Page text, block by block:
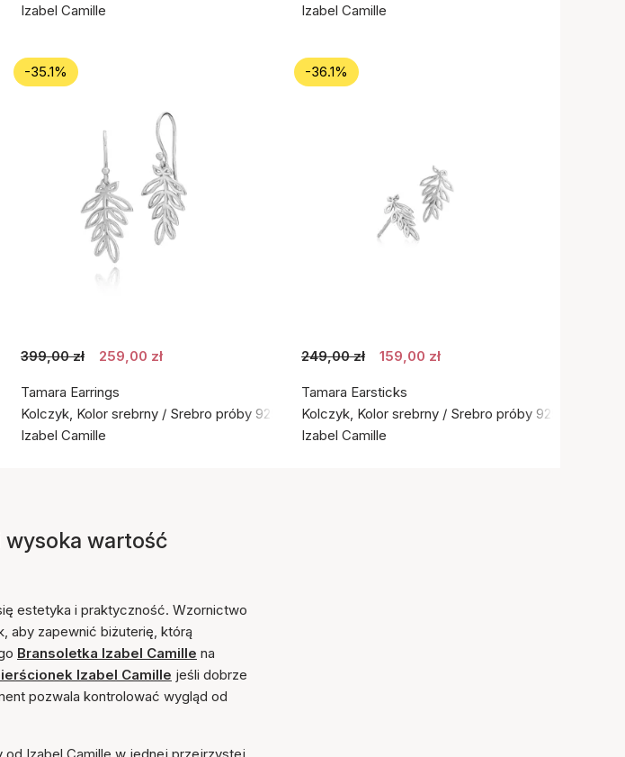
Izabel Camille
Izabel Camille
925
-35.1%
399,00 zł 259,00 zł
Tamara Earrings
Kolczyk, Kolor srebrny / Srebro próby 925
Izabel Camille
-36.1%
249,00 zł 159,00 zł
Tamara Earsticks
Kolczyk, Kolor srebrny / Srebro próby 925
Izabel Camille
wysoka wartość
estetyka i praktyczność. Wzornictwo
aby zapewnić biżuterię, którą
Bransoletka Izabel Camille na
Izabel Camille jeśli dobrze
pozwala kontrolować wygląd od